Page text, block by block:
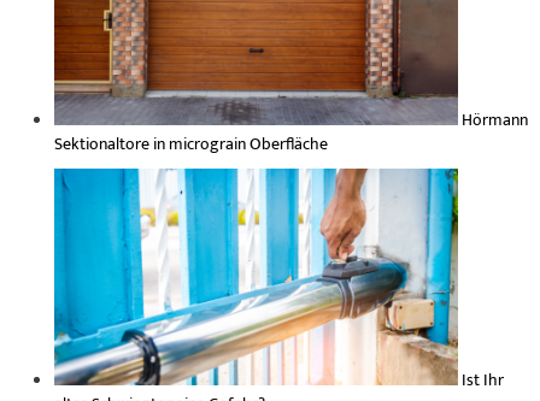
Hörmann
Sektionaltore in micrograin Oberfläche
Ist Ihr